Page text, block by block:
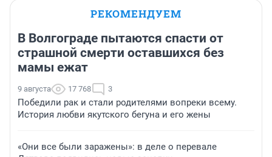
РЕКОМЕНДУЕМ
В Волгограде пытаются спасти от
страшной смерти оставшихся без
мамы ежат
9 августа 17 768 3
Победили рак и стали родителями вопреки всему.
История любви якутского бегуна и его жены
«Они все были заражены»: в деле о перевале